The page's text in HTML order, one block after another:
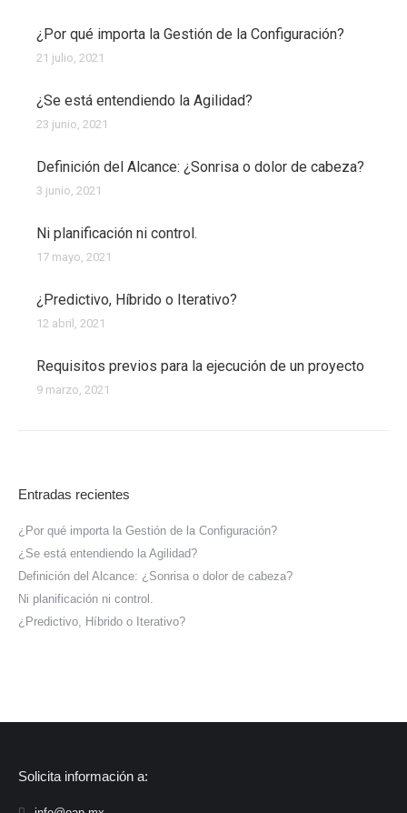
¿Por qué importa la Gestión de la Configuración?
21 julio, 2021
¿Se está entendiendo la Agilidad?
23 junio, 2021
Definición del Alcance: ¿Sonrisa o dolor de cabeza?
3 junio, 2021
Ni planificación ni control.
17 mayo, 2021
¿Predictivo, Híbrido o Iterativo?
12 abril, 2021
Requisitos previos para la ejecución de un proyecto
9 marzo, 2021
Entradas recientes
¿Por qué importa la Gestión de la Configuración?
¿Se está entendiendo la Agilidad?
Definición del Alcance: ¿Sonrisa o dolor de cabeza?
Ni planificación ni control.
¿Predictivo, Híbrido o Iterativo?
Solicita información a: